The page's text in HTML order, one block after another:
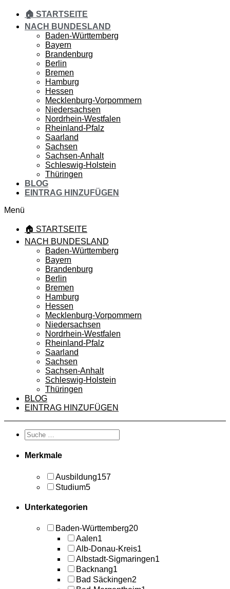
🏠 STARTSEITE
NACH BUNDESLAND
Baden-Württemberg
Bayern
Brandenburg
Berlin
Bremen
Hamburg
Hessen
Mecklenburg-Vorpommern
Niedersachsen
Nordrhein-Westfalen
Rheinland-Pfalz
Saarland
Sachsen
Sachsen-Anhalt
Schleswig-Holstein
Thüringen
BLOG
EINTRAG HINZUFÜGEN
Menü
🏠 STARTSEITE
NACH BUNDESLAND
Baden-Württemberg
Bayern
Brandenburg
Berlin
Bremen
Hamburg
Hessen
Mecklenburg-Vorpommern
Niedersachsen
Nordrhein-Westfalen
Rheinland-Pfalz
Saarland
Sachsen
Sachsen-Anhalt
Schleswig-Holstein
Thüringen
BLOG
EINTRAG HINZUFÜGEN
Merkmale
Ausbildung157
Studium5
Unterkategorien
Baden-Württemberg20
Aalen1
Alb-Donau-Kreis1
Albstadt-Sigmaringen1
Backnang1
Bad Säckingen2